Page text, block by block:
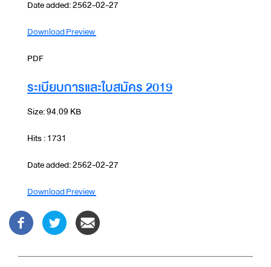
Date added: 2562-02-27
DownloadPreview
PDF
ระเบียบการและใบสมัคร 2019
Size: 94.09 KB
Hits : 1731
Date added: 2562-02-27
DownloadPreview